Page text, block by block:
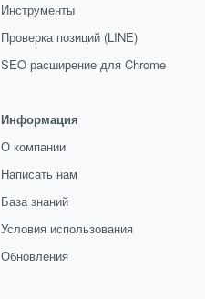
Инструменты
Проверка позиций (LINE)
SEO расширение для Chrome
Информация
О компании
Написать нам
База знаний
Условия использования
Обновления